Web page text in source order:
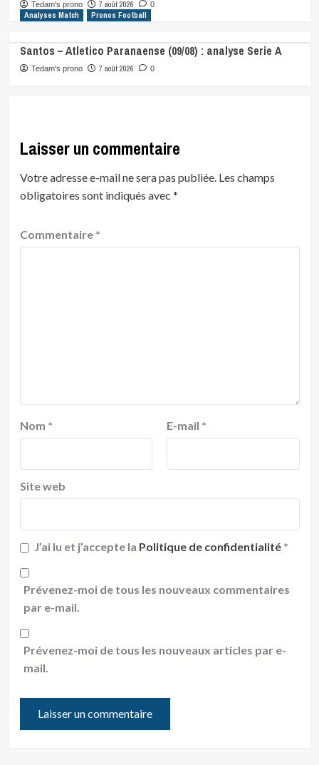
Tedam's prono 7 août 2026 0
Analyses Match Pronos Football
Santos – Atletico Paranaense (09/08) : analyse Serie A
Tedam's prono 7 août 2026 0
Laisser un commentaire
Votre adresse e-mail ne sera pas publiée. Les champs
obligatoires sont indiqués avec *
Commentaire *
Nom * E-mail *
Site web
J’ai lu et j’accepte la Politique de confidentialité *
Prévenez-moi de tous les nouveaux commentaires
par e-mail.
Prévenez-moi de tous les nouveaux articles par e-
mail.